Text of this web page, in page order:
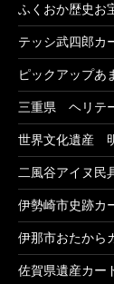
ふくおか歴史お
テッシ武四郎カ
ピックアップあ
三重県 ヘリテ
世界文化遺産
二風谷アイヌ民
伊勢崎市史跡カ
伊那市おたから
佐賀県遺産カー